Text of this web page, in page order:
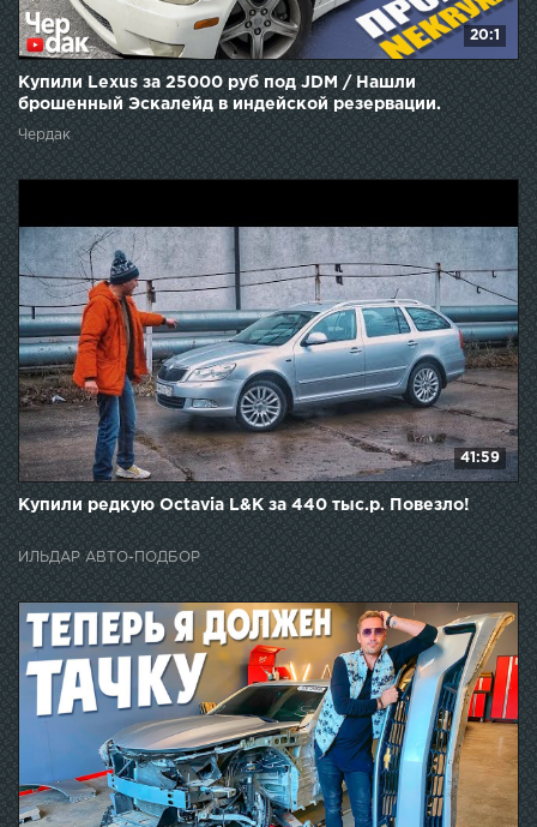
20:1
Купили Lexus за 25000 руб под JDM / Нашли
брошенный Эскалейд в индейской резервации.
Чердак
41:59
Купили редкую Octavia L&K за 440 тыс.р. Повезло!
ИЛЬДАР АВТО-ПОДБОР